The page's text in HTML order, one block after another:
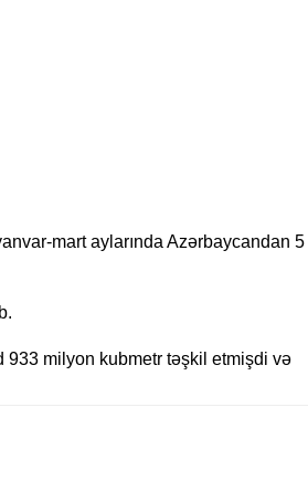
mart aylarında Azərbaycandan 5
933 milyon kubmetr təşkil etmişdi və